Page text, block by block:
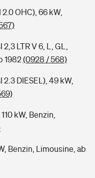
OHC), 66 kW,
LTR V 6, L, GL,
1982(0928 / 568)
2.3 DIESEL), 49 kW,
kW, Benzin,
Benzin, Limousine, ab